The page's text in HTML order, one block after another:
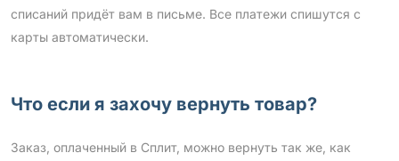
списаний придёт вам в письме. Все платежи спишутся с
карты автоматически.
Что если я захочу вернуть товар?
Заказ, оплаченный в Сплит, можно вернуть так же, как